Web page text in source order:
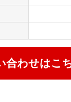
合わせはこ